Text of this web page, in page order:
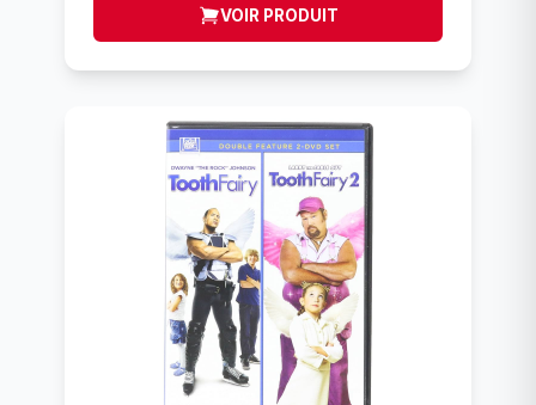
VOIR PRODUIT